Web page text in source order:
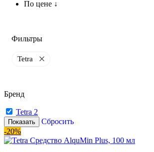
По цене ↓
Фильтры
Tetra
Бренд
Tetra 2
Показать
Сбросить
-20%